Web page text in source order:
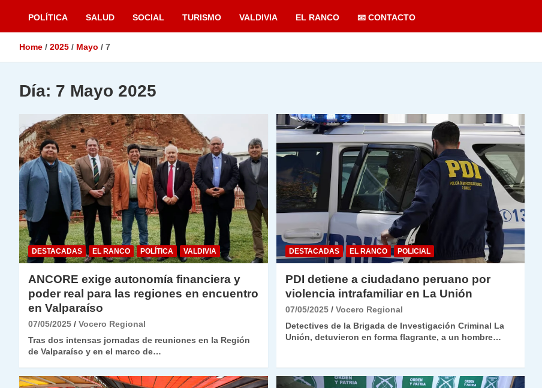
POLÍTICA SALUD SOCIAL TURISMO VALDIVIA EL RANCO 📧 CONTACTO
Home 2025 Mayo 7
Día: 7 Mayo 2025
DESTACADAS EL RANCO POLÍTICA VALDIVIA
ANCORE exige autonomía financiera y
poder real para las regiones en encuentro
en Valparaíso
07/05/2025
Vocero Regional
Tras dos intensas jornadas de reuniones en la Región
de Valparaíso y en el marco de…
DESTACADAS EL RANCO POLICIAL
PDI detiene a ciudadano peruano por
violencia intrafamiliar en La Unión
07/05/2025
Vocero Regional
Detectives de la Brigada de Investigación Criminal La
Unión, detuvieron en forma flagrante, a un hombre…